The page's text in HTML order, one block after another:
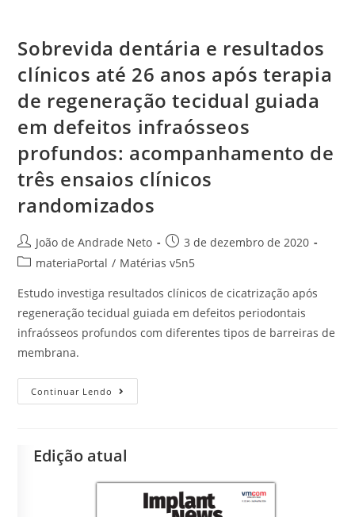
Sobrevida dentária e resultados
clínicos até 26 anos após terapia
de regeneração tecidual guiada
em defeitos infraósseos
profundos: acompanhamento de
três ensaios clínicos
randomizados
João de Andrade Neto
3 de dezembro de 2020
materiaPortal / Matérias v5n5
Estudo investiga resultados clínicos de cicatrização após
regeneração tecidual guiada em defeitos periodontais
infraósseos profundos com diferentes tipos de barreiras de
membrana.
Continuar Lendo
Edição atual